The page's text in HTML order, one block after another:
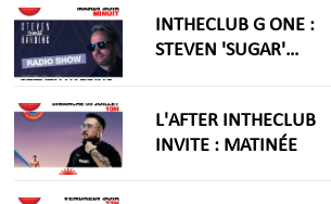
INTHECLUB G ONE :
STEVEN 'SUGAR'
L'AFTER INTHECLUB
INVITE : MATINÉE